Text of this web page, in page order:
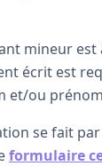
mineur est
écrit est
et/ou
se fait par
formulaire